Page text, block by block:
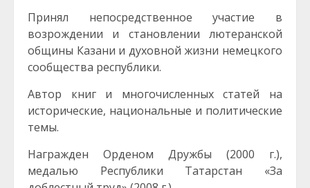
Принял непосредственное участие в
возрождении и становлении лютеранской
общины Казани и духовной жизни немецкого
сообщества республики.
Автор книг и многочисленных статей на
исторические, национальные и политические
темы.
Награжден Орденом Дружбы (2000 г.),
медалью Республики Татарстан «За